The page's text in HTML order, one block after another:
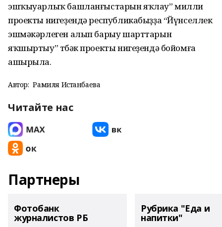
эшҡыуарлыҡ башланғыстарын яҡлау” милли
проекты нигеҙендә республикабыҙҙа “Йүнселлек
эшмәкәрлеген алып барыу шарттарын
яҡшыртыу” төбәк проекты нигеҙендә бойомға
ашырыла.
Автор: Рамиля Истанбаева
Читайте нас
Партнеры
Фотобанк
журналистов РБ
Рубрика "Еда и
напитки"